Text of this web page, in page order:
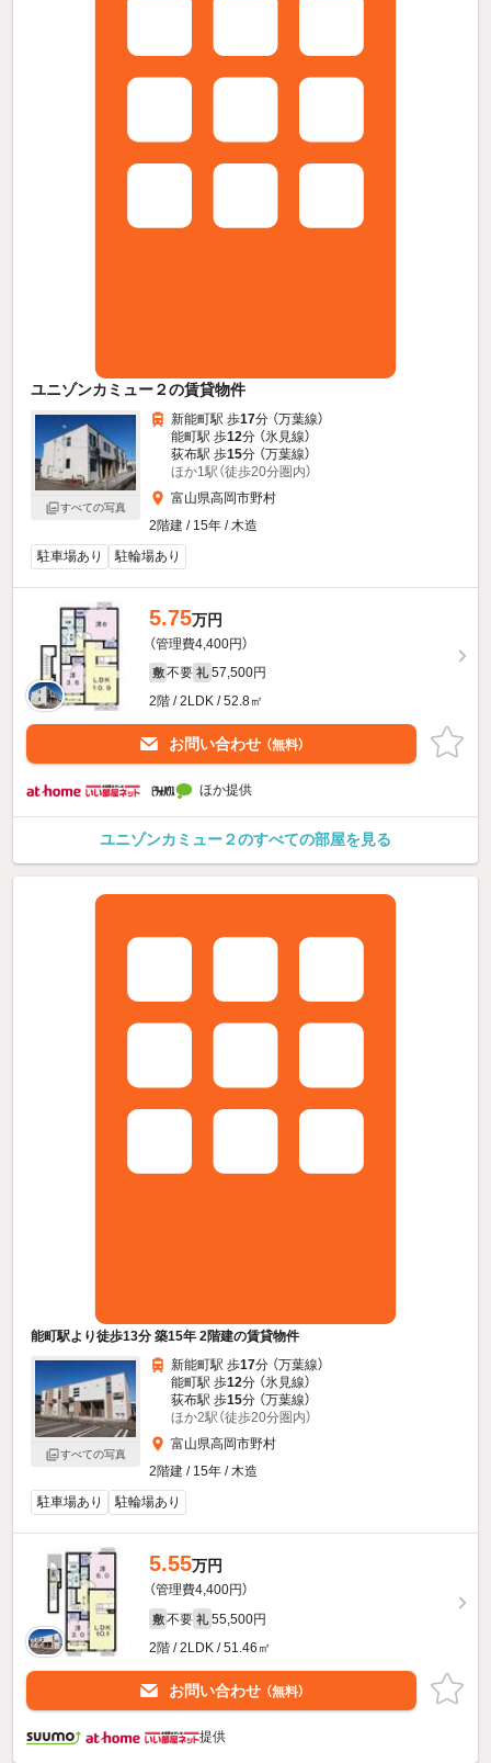
ユニゾンカミュー２の賃貸物件
すべての写真
新能町駅 歩17分 （万葉線）
能町駅 歩12分 （氷見線）
荻布駅 歩15分 （万葉線）
ほか1駅（徒歩20分圏内）
富山県高岡市野村
2階建 / 15年 / 木造
駐車場あり
駐輪場あり
5.75万円
（管理費4,400円）
敷 不要 礼 57,500円
2階 / 2LDK / 52.8㎡
お問い合わせ （無料）
ほか提供
ユニゾンカミュー２のすべての部屋を見る
能町駅より徒歩13分 築15年 2階建の賃貸物件
すべての写真
新能町駅 歩17分 （万葉線）
能町駅 歩12分 （氷見線）
荻布駅 歩15分 （万葉線）
ほか2駅（徒歩20分圏内）
富山県高岡市野村
2階建 / 15年 / 木造
駐車場あり
駐輪場あり
5.55万円
（管理費4,400円）
敷 不要 礼 55,500円
2階 / 2LDK / 51.46㎡
お問い合わせ （無料）
提供